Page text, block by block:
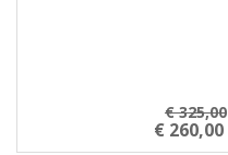
€ 325,00
€ 260,00